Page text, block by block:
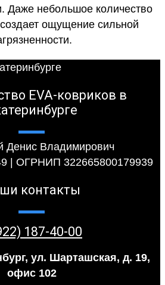
Даже небольшое количество
ощущение сильной
EVA-ковриков в
Денис Владимирович
| ОГРНИП 322665800179939
контакты
187-40-00
ул. Шарташская, д. 19,
офис 102